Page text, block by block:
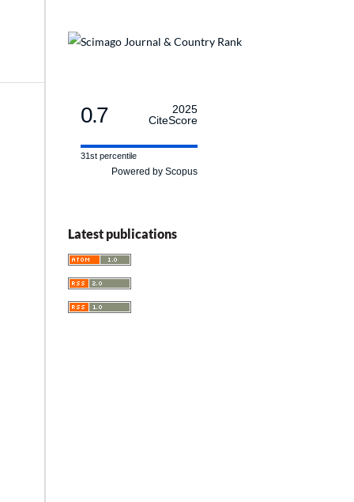
0.7
2025
CiteScore
31st percentile
Powered by Scopus
Latest publications